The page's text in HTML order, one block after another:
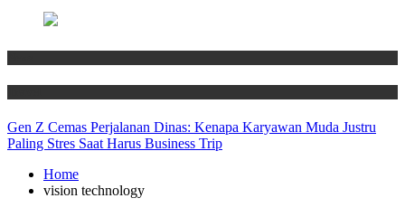
Gen Z Cemas Perjalanan Dinas: Kenapa Karyawan Muda Justru
Paling Stres Saat Harus Business Trip
Home
vision technology